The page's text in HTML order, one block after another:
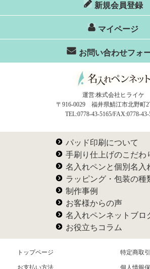
新規会員登録
マイページ
お問い合わせフォ
運営:株式会社ヒライケ
〒916-0029 福井県鯖江市北野町2
TEL:0778-43-5165/FAX:0778-43-
パッド印刷について
手刷り仕上げのこだわ
名入れペンと個別名入
ラッピング・包装の種
制作事例
お客様からの声
名入れペンネットブロ
お役立ちコラム
トップページ 特定商取
お支払い方法 個人情報